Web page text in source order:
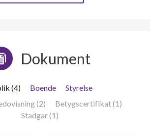
Dokument
(4) Boende
Styrelse
(2)
Betygscertifikat (1)
Stadgar (1)